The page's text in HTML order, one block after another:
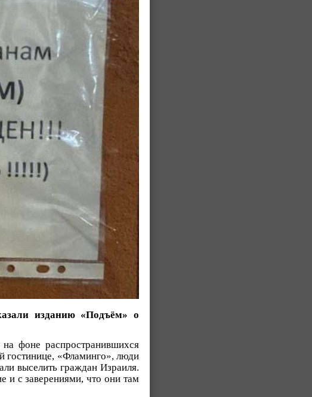
изданию «Подъём» о
фоне распространившихся
гостинице, «Фламинго», люди
выселить граждан Израиля.
и с заверениями, что они там